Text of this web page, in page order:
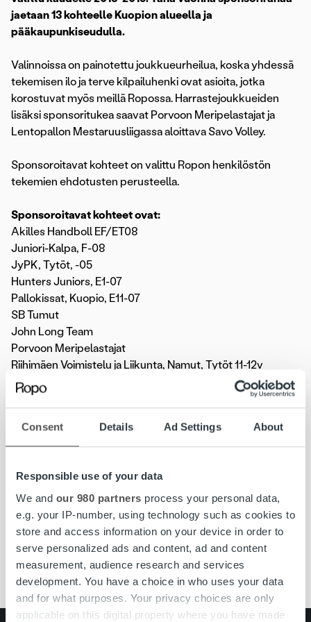
Consent Details Ad Settings About
Responsible use of your data
We and our 980 partners process your personal data,
e.g. your IP-number, using technology such as cookies to
store and access information on your device in order to
serve personalized ads and content, ad and content
measurement, audience research and services
development. You have a choice in who uses your data
and for what purposes. Your privacy choices are only
applicable on this digital property where you have made
jaetaan 13 kohteelle Kuopion alueella ja
pääkaupunkiseudulla.
Valinnoissa on painotettu joukkueurheilua, koska yhdessä
tekemisen ilo ja terve kilpailuhenki ovat asioita, jotka
korostuvat myös meillä Ropossa. Harrastejoukkueiden
lisäksi sponsoritukea saavat Porvoon Meripelastajat ja
Lentopallon Mestaruusliigassa aloittava Savo Volley.
Sponsoroitavat kohteet on valittu Ropon henkilöstön
tekemien ehdotusten perusteella.
Sponsoroitavat kohteet ovat:
Akilles Handboll EF/ET08
Juniori-Kalpa, F-08
JyPK, Tytöt, -05
Hunters Juniors, E1-07
Pallokissat, Kuopio, E11-07
SB Tumut
John Long Team
Porvoon Meripelastajat
Riihimäen Voimistelu ja Liikunta, Namut, Tytöt 11-12v
Porvoon Salibandyseura, D1 (-04) -pojat
Savo Volley
FC Futura Juniorit, P07
KalPa Hockeyn,Kuopion Palloseuran
lentopallomaajoukkueenkanssa.
sponsorointi